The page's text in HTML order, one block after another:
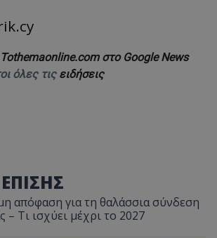
Tothemaonline.com στο Google News
όλες τις ειδήσεις
απόφαση για τη θαλάσσια σύνδεση
Τι ισχύει μέχρι το 2027